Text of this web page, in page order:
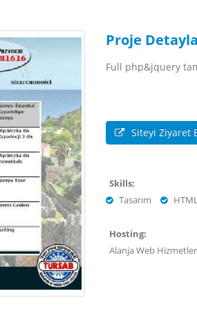
Proje
Full php&jquery
Siteyi Ziyaret
Skills:
Tasarım
Hosting:
Alanja Web